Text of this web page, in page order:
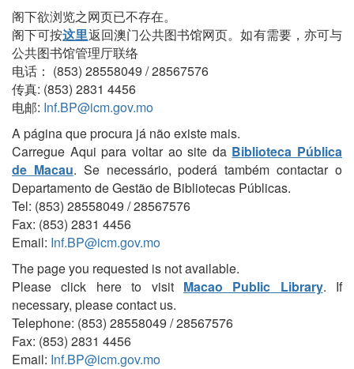
阁下欲浏览之网页已不存在。
阁下可按这里返回澳门公共图书馆网页。如有需要，亦可与
公共图书馆管理厅联络
电话： (853) 28558049 / 28567576
传真: (853) 2831 4456
电邮: Inf.BP@icm.gov.mo
A página que procura já não existe mais.
Carregue Aqui para voltar ao site da Biblioteca Pública
de Macau. Se necessário, poderá também contactar o
Departamento de Gestão de Bibliotecas Públicas.
Tel: (853) 28558049 / 28567576
Fax: (853) 2831 4456
Email: Inf.BP@icm.gov.mo
The page you requested is not available.
Please click here to visit Macao Public Library. If
necessary, please contact us.
Telephone: (853) 28558049 / 28567576
Fax: (853) 2831 4456
Email: Inf.BP@icm.gov.mo